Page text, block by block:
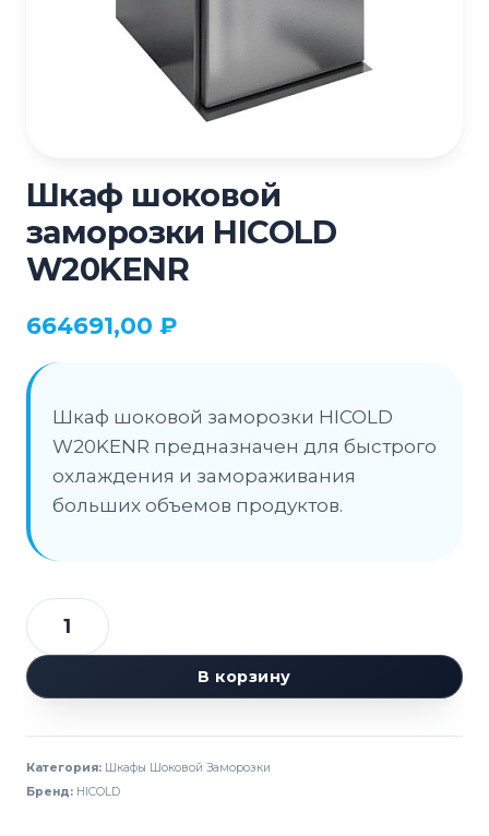
Шкаф шоковой
заморозки HICOLD
W20KENR
664691,00 ₽
Шкаф шоковой заморозки HICOLD
W20KENR предназначен для быстрого
охлаждения и замораживания
больших объемов продуктов.
Количество
товара
Шкаф
заморозки
HICOLD
В корзину
Категория: Шкафы Шоковой Заморозки
Бренд: HICOLD